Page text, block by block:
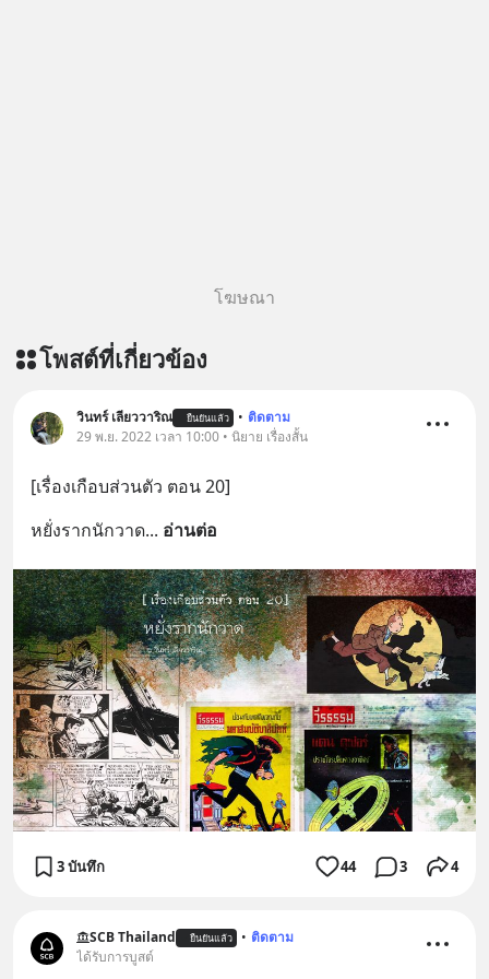
โฆษณา
โพสต์ที่เกี่ยวข้อง
วินทร์ เลียววาริณ ยืนยันแล้ว • ติดตาม
29 พ.ย. 2022 เวลา 10:00 • นิยาย เรื่องสั้น
[เรื่องเกือบส่วนตัว ตอน 20]
หยั่งรากนักวาด... อ่านต่อ
3 บันทึก 44 3 4
SCB Thailand ยืนยันแล้ว • ติดตาม
ได้รับการบูสต์